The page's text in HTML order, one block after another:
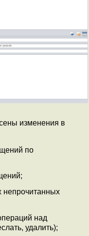
изменения в
по
над
удалить);